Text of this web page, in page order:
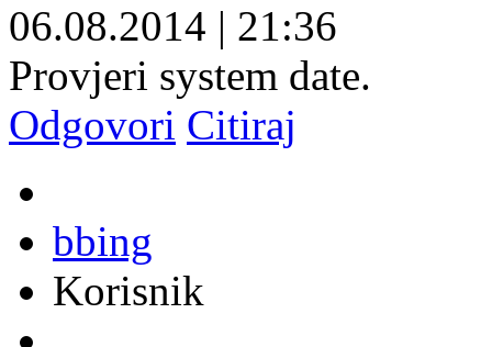
06.08.2014 | 21:36
Provjeri system date.
Odgovori Citiraj
bbing
Korisnik